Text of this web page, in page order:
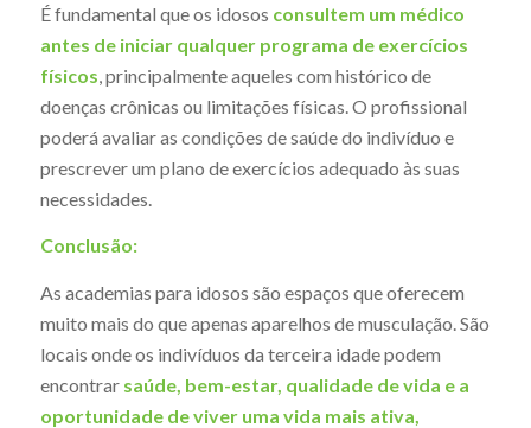
É fundamental que os idosos consultem um médico
antes de iniciar qualquer programa de exercícios
físicos , principalmente aqueles com histórico de
doenças crônicas ou limitações físicas. O profissional
poderá avaliar as condições de saúde do indivíduo e
prescrever um plano de exercícios adequado às suas
necessidades.
Conclusão:
As academias para idosos são espaços que oferecem
muito mais do que apenas aparelhos de musculação. São
locais onde os indivíduos da terceira idade podem
encontrar saúde, bem-estar, qualidade de vida e a
oportunidade de viver uma vida mais ativa,